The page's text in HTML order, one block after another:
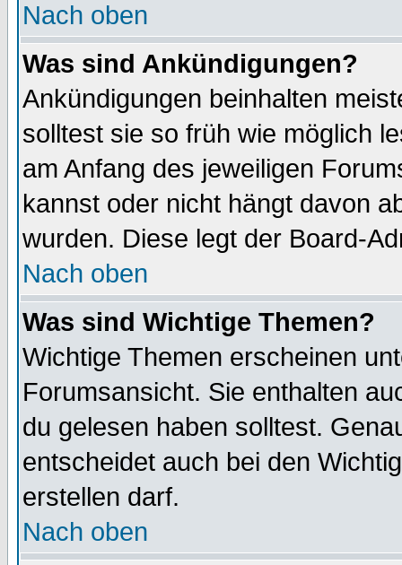
Nach oben
Was sind Ankündigungen?
Ankündigungen beinhalten
solltest sie so früh wie möglich
am Anfang des jeweiligen
kannst oder nicht hängt davon
wurden. Diese legt der Board-
Nach oben
Was sind Wichtige Themen?
Wichtige Themen erscheinen
Forumsansicht. Sie enthalten
du gelesen haben solltest.
entscheidet auch bei den
erstellen darf.
Nach oben